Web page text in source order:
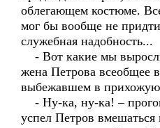
облегающем костюме.
мог бы вообще не
служебная надобность...
- Вот какие мы
жена Петрова всеобщее
выбежавшем в
- Ну-ка, ну-ка! –
успел Петров